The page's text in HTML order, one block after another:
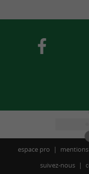
espace pro mentions
suivez-nous